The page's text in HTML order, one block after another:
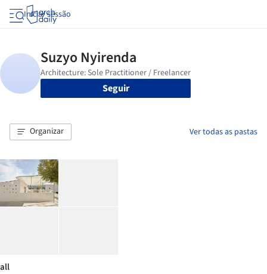
Iniciar sessão
Seguir
Organizar Ver todas as pastas
all